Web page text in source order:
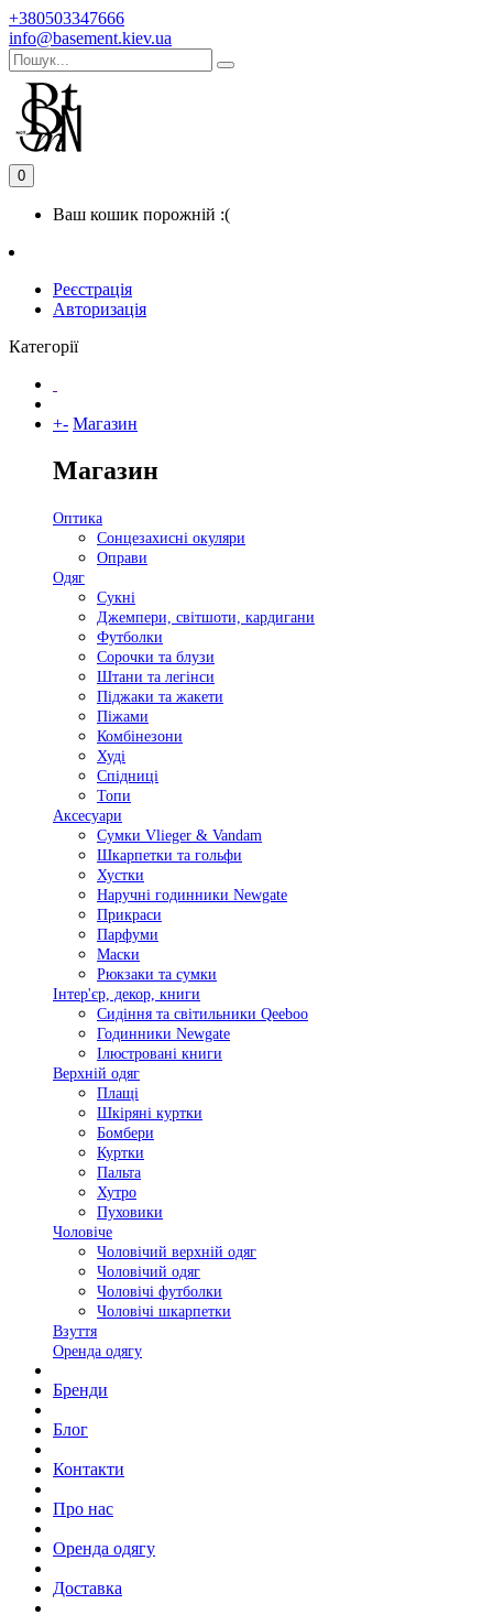
+380503347666
info@basement.kiev.ua
0
Ваш кошик порожній :(
Реєстрація
Авторизація
Категорії
+- Магазин
Магазин
Оптика
Сонцезахисні окуляри
Оправи
Одяг
Сукні
Джемпери, світшоти, кардигани
Футболки
Сорочки та блузи
Штани та легінси
Піджаки та жакети
Піжами
Комбінезони
Худі
Спідниці
Топи
Аксесуари
Сумки Vlieger & Vandam
Шкарпетки та гольфи
Хустки
Наручні годинники Newgate
Прикраси
Парфуми
Маски
Рюкзаки та сумки
Інтер'єр, декор, книги
Сидіння та світильники Qeeboo
Годинники Newgate
Ілюстровані книги
Верхній одяг
Плащі
Шкіряні куртки
Бомбери
Куртки
Пальта
Хутро
Пуховики
Чоловіче
Чоловічий верхній одяг
Чоловічий одяг
Чоловічі футболки
Чоловічі шкарпетки
Взуття
Оренда одягу
Бренди
Блог
Контакти
Про нас
Оренда одягу
Доставка